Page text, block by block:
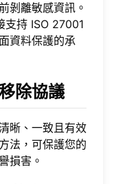
剝離敏感資訊。
支持 ISO 27001
資料保護的承
除協議
晰、一致且有效
法，可保護您的
損害。